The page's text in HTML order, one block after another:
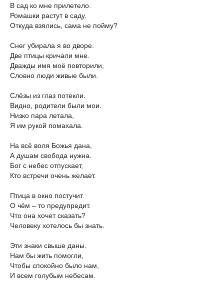
В сад ко мне прилетело.
Ромашки растут в саду.
Откуда взялись, сама не пойму?
Снег убирала я во дворе.
Две птицы кричали мне.
Дважды имя моё повторили,
Словно люди живые были.
Слёзы из глаз потекли.
Видно, родители были мои.
Низко пара летала,
Я им рукой помахала.
На всё воля Божья дана,
А душам свобода нужна.
Бог с небес отпускает,
Кто встречи очень желает.
Птица в окно постучит.
О чём – то предупредит.
Что она хочет сказать?
Человеку хотелось бы знать.
Эти знаки свыше даны.
Нам бы жить помогли,
Чтобы спокойно было нам,
И всем голубым небесам.